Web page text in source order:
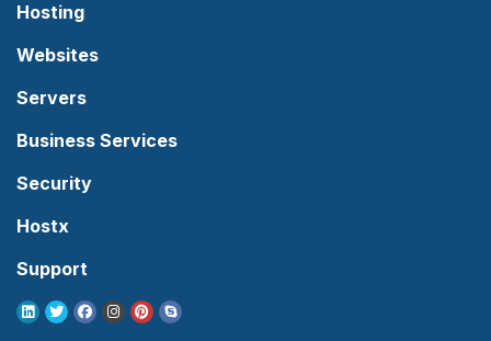
Hosting
Websites
Servers
Business Services
Security
Hostx
Support